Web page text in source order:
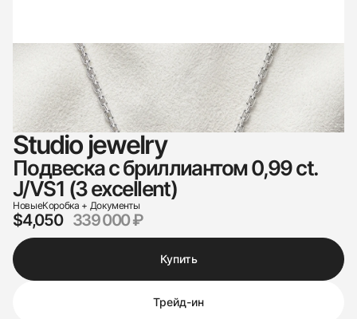
Studio jewelry
Подвеска с бриллиантом 0,99 ct.
J/VS1 (3 excellent)
НовыеКоробка + Документы
$4,050 339 000 ₽
Купить
Трейд-ин